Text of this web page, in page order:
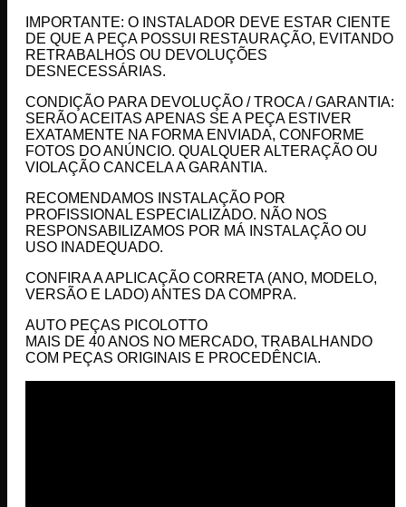
IMPORTANTE: O INSTALADOR DEVE ESTAR CIENTE
DE QUE A PEÇA POSSUI RESTAURAÇÃO, EVITANDO
RETRABALHOS OU DEVOLUÇÕES
DESNECESSÁRIAS.
CONDIÇÃO PARA DEVOLUÇÃO / TROCA / GARANTIA:
SERÃO ACEITAS APENAS SE A PEÇA ESTIVER
EXATAMENTE NA FORMA ENVIADA, CONFORME
FOTOS DO ANÚNCIO. QUALQUER ALTERAÇÃO OU
VIOLAÇÃO CANCELA A GARANTIA.
RECOMENDAMOS INSTALAÇÃO POR
PROFISSIONAL ESPECIALIZADO. NÃO NOS
RESPONSABILIZAMOS POR MÁ INSTALAÇÃO OU
USO INADEQUADO.
CONFIRA A APLICAÇÃO CORRETA (ANO, MODELO,
VERSÃO E LADO) ANTES DA COMPRA.
AUTO PEÇAS PICOLOTTO
MAIS DE 40 ANOS NO MERCADO, TRABALHANDO
COM PEÇAS ORIGINAIS E PROCEDÊNCIA.